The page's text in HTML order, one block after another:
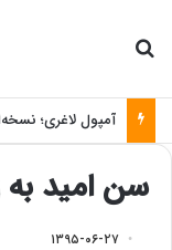
آمپول لاغری؛
سن امید به
۱۳۹۵-۰۶-۲۷